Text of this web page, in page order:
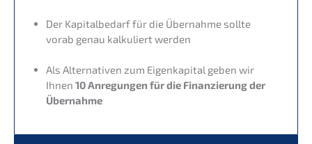
Der Kapital­be­darf für die Übernah­me sollte
vorab genau kalku­liert werden
Als Alter­na­ti­ven zum Eigen­ka­pi­tal geben wir
Ihnen 10 Anregun­gen für die Finan­zie­rung der
Übernahme